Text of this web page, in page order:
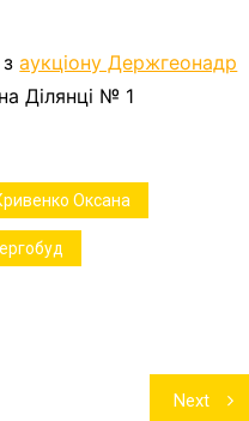
заукціону Держгеонадр
Ділянці № 1
Оксана
Next